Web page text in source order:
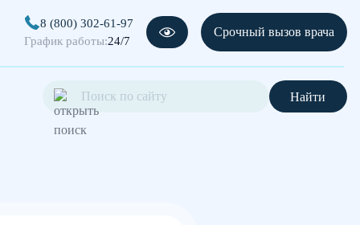
8 (800) 302-61-97
График работы:24/7
Срочный вызов врача
Найти